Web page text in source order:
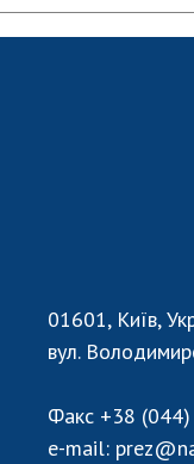
01601, Київ,
вул.
Факс +38
e-mail: